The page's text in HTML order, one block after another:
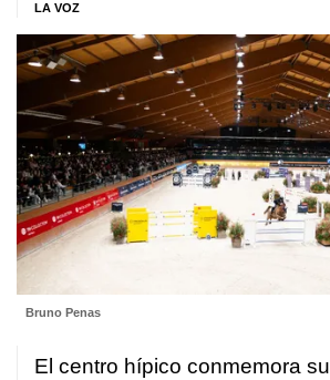
LA VOZ
Bruno Penas
El centro hípico conmemora su